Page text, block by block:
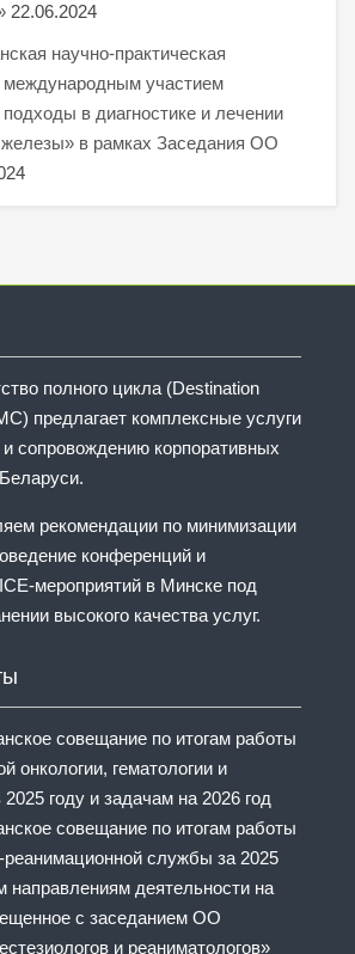
22.06.2024
научно-практическая
международным участием
в диагностике и лечении
железы» в рамках Заседания ОО
полного цикла (Destination
предлагает комплексные услуги
и сопровождению корпоративных
рекомендации по минимизации
конференций и
мероприятий в Минске под
высокого качества услуг.
совещание по итогам работы
онкологии, гематологии и
году и задачам на 2026 год
совещание по итогам работы
реанимационной службы за 2025
направлениям деятельности на
с заседанием ОО
и реаниматологов»